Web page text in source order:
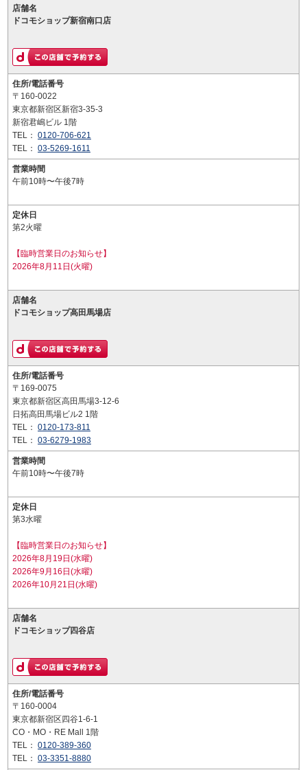
店舗名
ドコモショップ新宿南口店
住所/電話番号
〒160-0022
東京都新宿区新宿3-35-3
新宿君嶋ビル 1階
TEL： 0120-706-621
TEL： 03-5269-1611
営業時間
午前10時〜午後7時
定休日
第2火曜
【臨時営業日のお知らせ】
2026年8月11日(火曜)
店舗名
ドコモショップ高田馬場店
住所/電話番号
〒169-0075
東京都新宿区高田馬場3-12-6
日拓高田馬場ビル2 1階
TEL： 0120-173-811
TEL： 03-6279-1983
営業時間
午前10時〜午後7時
定休日
第3水曜
【臨時営業日のお知らせ】
2026年8月19日(水曜)
2026年9月16日(水曜)
2026年10月21日(水曜)
店舗名
ドコモショップ四谷店
住所/電話番号
〒160-0004
東京都新宿区四谷1-6-1
CO・MO・RE Mall 1階
TEL： 0120-389-360
TEL： 03-3351-8880